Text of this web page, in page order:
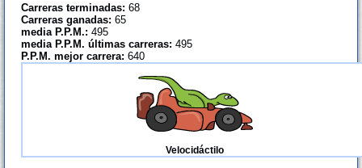
Carreras terminadas: 68
Carreras ganadas: 65
media P.P.M.: 495
media P.P.M. últimas carreras: 495
P.P.M. mejor carrera: 640
Velocidáctilo